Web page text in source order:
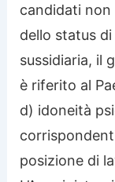
candidati
dello status
sussidiaria, il
è riferito al
d) idoneità
posizione di